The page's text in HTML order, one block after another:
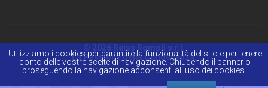
© 2026 Reiss Romoli s.r.l.
La Passione della Conoscenza.
Utilizziamo i cookies per garantire la funzionalità del sito e per tenere
conto delle vostre scelte di navigazione. Chiudendo il banner o
proseguendo la navigazione acconsenti all'uso dei cookies..